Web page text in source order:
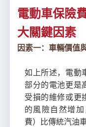
電動車保險
大關鍵因素
因素一：車輛價值
如上所述，電動
部分的電池更是
受損的維修或更
的風險自然增
費）比傳統汽油